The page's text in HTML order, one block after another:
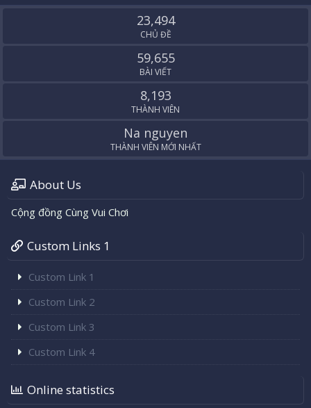
S
23,494
CHỦ ĐỀ
59,655
BÀI VIẾT
8,193
THÀNH VIÊN
Na nguyen
THÀNH VIÊN MỚI NHẤT
About Us
Cộng đồng Cùng Vui Chơi
Custom Links 1
Custom Link 1
Custom Link 2
Custom Link 3
Custom Link 4
Online statistics